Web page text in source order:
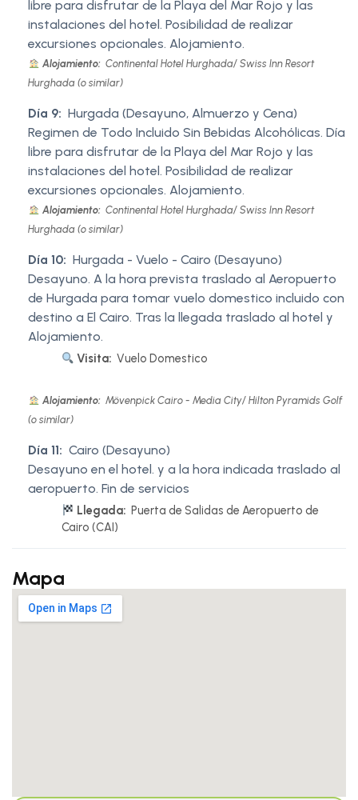
libre para disfrutar de la Playa del Mar Rojo y las
instalaciones del hotel. Posibilidad de realizar
excursiones opcionales. Alojamiento.
Alojamiento: Continental Hotel Hurghada/ Swiss Inn Resort
Hurghada (o similar)
Día 9: Hurgada (Desayuno, Almuerzo y Cena)
Regimen de Todo Incluido Sin Bebidas Alcohólicas. Día
libre para disfrutar de la Playa del Mar Rojo y las
instalaciones del hotel. Posibilidad de realizar
excursiones opcionales. Alojamiento.
Alojamiento: Continental Hotel Hurghada/ Swiss Inn Resort
Hurghada (o similar)
Día 10: Hurgada - Vuelo - Cairo (Desayuno)
Desayuno. A la hora prevista traslado al Aeropuerto
de Hurgada para tomar vuelo domestico incluido con
destino a El Cairo. Tras la llegada traslado al hotel y
Alojamiento.
Visita: Vuelo Domestico
Alojamiento: Mövenpick Cairo - Media City/ Hilton Pyramids Golf
(o similar)
Día 11: Cairo (Desayuno)
Desayuno en el hotel. y a la hora indicada traslado al
aeropuerto. Fin de servicios
Llegada: Puerta de Salidas de Aeropuerto de
Cairo (CAI)
Mapa